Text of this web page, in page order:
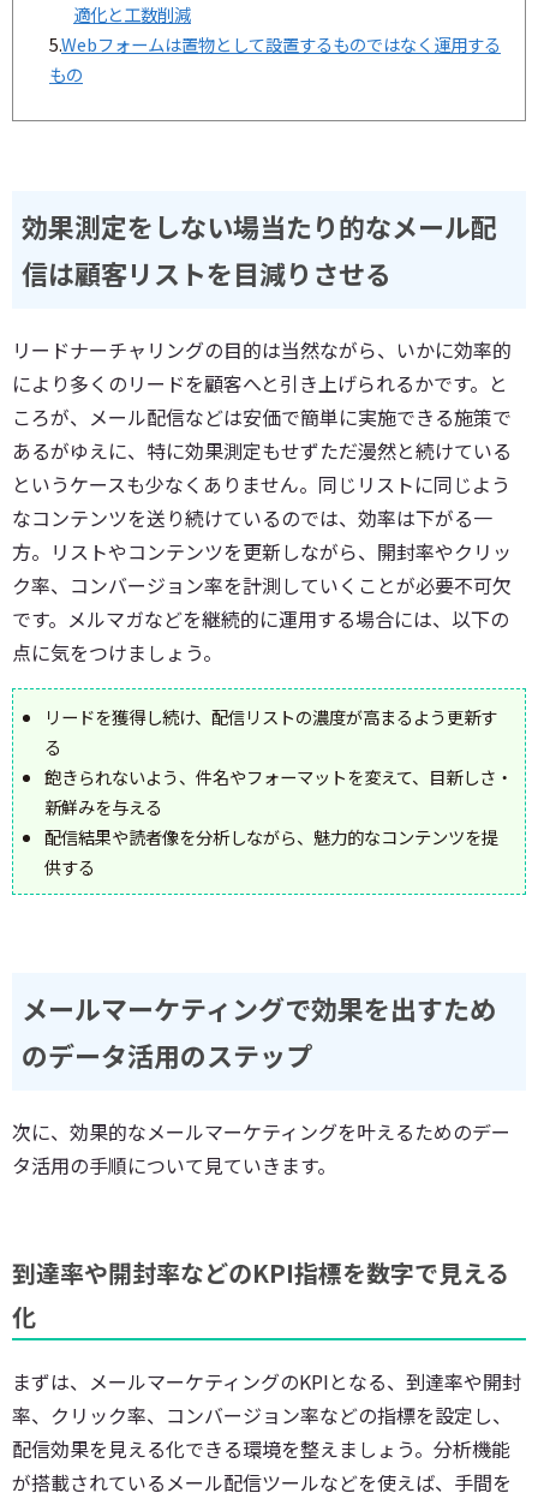
適化と工数削減
5.Webフォームは置物として設置するものではなく運用する
もの
効果測定をしない場当たり的なメール配
信は顧客リストを目減りさせる
リードナーチャリングの目的は当然ながら、いかに効率的
により多くのリードを顧客へと引き上げられるかです。と
ころが、メール配信などは安価で簡単に実施できる施策で
あるがゆえに、特に効果測定もせずただ漫然と続けている
というケースも少なくありません。同じリストに同じよう
なコンテンツを送り続けているのでは、効率は下がる一
方。リストやコンテンツを更新しながら、開封率やクリッ
ク率、コンバージョン率を計測していくことが必要不可欠
です。メルマガなどを継続的に運用する場合には、以下の
点に気をつけましょう。
リードを獲得し続け、配信リストの濃度が高まるよう更新す
る
飽きられないよう、件名やフォーマットを変えて、目新しさ・
新鮮みを与える
配信結果や読者像を分析しながら、魅力的なコンテンツを提
供する
メールマーケティングで効果を出すため
のデータ活用のステップ
次に、効果的なメールマーケティングを叶えるためのデー
タ活用の手順について見ていきます。
到達率や開封率などのKPI指標を数字で見える
化
まずは、メールマーケティングのKPIとなる、到達率や開封
率、クリック率、コンバージョン率などの指標を設定し、
配信効果を見える化できる環境を整えましょう。分析機能
が搭載されているメール配信ツールなどを使えば、手間を